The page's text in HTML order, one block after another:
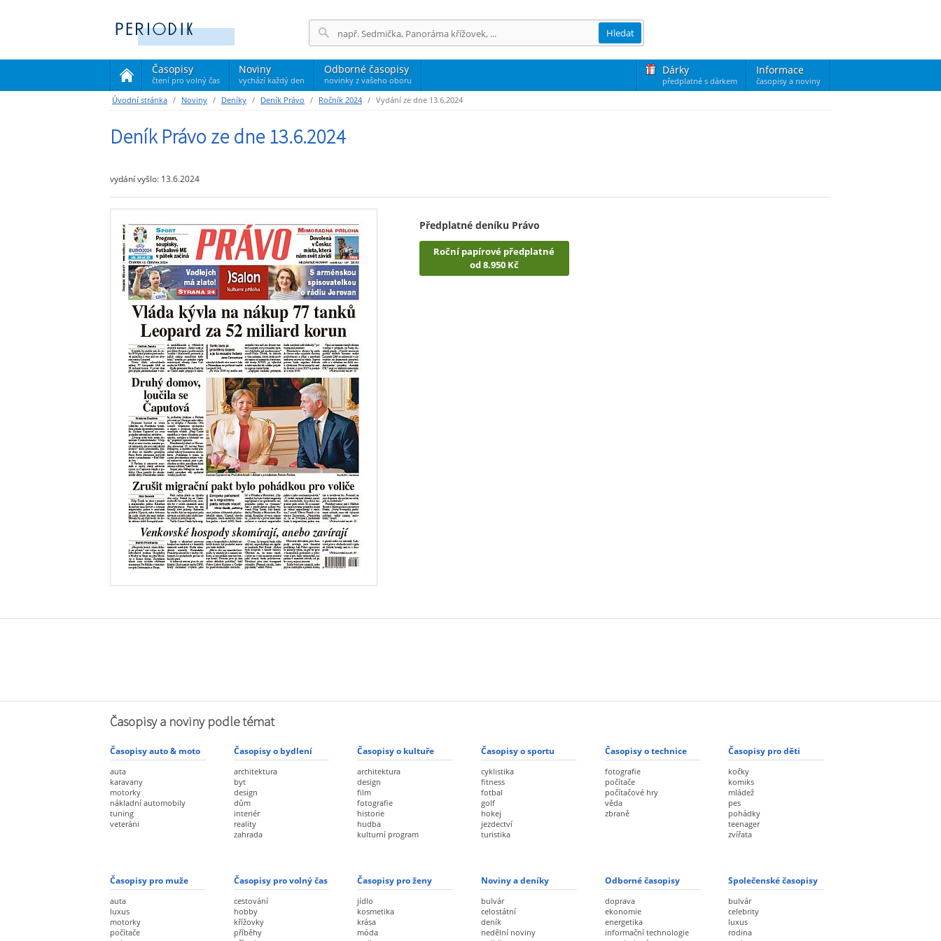
Časopisy
čtení pro volný čas
(current)
Noviny
vychází každý den
Odborné časopisy
novinky z vašeho oboru
Dárky
předplatné s dárkem
Informace
časopisy a noviny
Hledat
Úvodní stránka Noviny Deníky Deník Právo Ročník 2024 Vydání ze dne 13.6.2024
Deník Právo ze dne 13.6.2024
vydání vyšlo: 13.6.2024
Předplatné deníku Právo
Roční papírové předplatné
od 8.950 Kč
Časopisy a noviny podle témat
Časopisy auto & moto
auta
karavany
motorky
nákladní automobily
tuning
veteráni
Časopisy o bydlení
architektura
byt
design
dům
interiér
reality
zahrada
Časopisy o kultuře
architektura
design
film
fotografie
historie
hudba
kulturní program
Časopisy o sportu
cyklistika
fitness
fotbal
golf
hokej
jezdectví
turistika
Časopisy o technice
fotografie
počítače
počítačové hry
věda
zbraně
Časopisy pro děti
kočky
komiks
mládež
pes
pohádky
teenager
zvířata
Časopisy pro muže
auta
luxus
motorky
počítače
Časopisy pro volný čas
cestování
hobby
křížovky
příběhy
Časopisy pro ženy
jídlo
kosmetika
krása
móda
Noviny a deníky
bulvár
celostátní
deník
nedělní noviny
Odborné časopisy
doprava
ekonomie
energetika
informační technologie
Společenské časopisy
bulvár
celebrity
luxus
rodina